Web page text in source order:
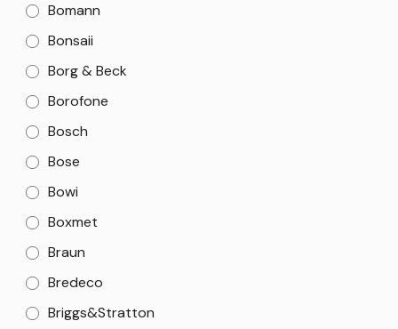
Bomann
Bonsaii
Borg & Beck
Borofone
Bosch
Bose
Bowi
Boxmet
Braun
Bredeco
Briggs&Stratton